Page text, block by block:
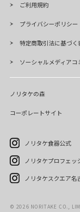
ご利用規約
プライバシーポリシー
特定商取引法に基づく
ソーシャルメディア
ノリタケの森
コーポレートサイト
ノリタケ食器公式
ノリタケプロフェッ
ノリタケスクエア名
© 2026 NORITAKE CO.,